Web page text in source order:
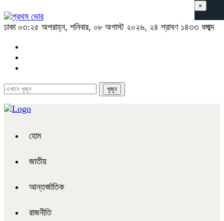
ঢাকা ০৩:২৫ অপরাহ্ন, শনিবার, ০৮ অগাস্ট ২০২৬, ২৪ শ্রাবণ ১৪৩৩ বঙ্গাব্দ
হোম
জাতীয়
আন্তর্জাতিক
রাজনীতি
×